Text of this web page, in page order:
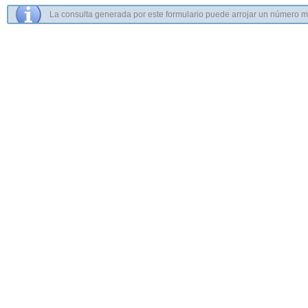
La consulta generada por este formulario puede arrojar un número